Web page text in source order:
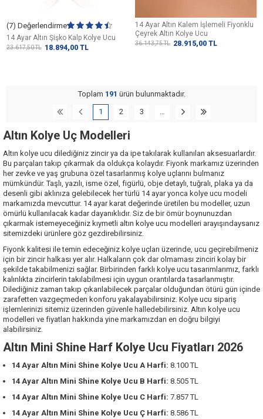
(7) Değerlendirme
14 Ayar Altın Şişko Kalp Kolye Ucu
23.617,50TL 18.894,00 TL
14 Ayar Altın Kalem İşlemeli Fiyonklu
Çeyrek Altın Kolye Ucu
36.143,75TL 28.915,00 TL
Toplam 191 ürün bulunmaktadır.
1 2 3 …
Altın Kolye Uç Modelleri
Altın kolye ucu dilediğiniz zincir ya da ipe takılarak kullanılan aksesuarlardır.
Bu parçaları takıp çıkarmak da oldukça kolaydır. Fiyonk markamız üzerinden
her zevke ve yaş grubuna özel tasarlanmış kolye uçlarını bulmanız
mümkündür. Taşlı, yazılı, isme özel, figürlü, obje detaylı, tuğralı, plaka ya da
desenli gibi aklınıza gelebilecek her türlü 14 ayar yonca kolye ucu modeli
markamızda mevcuttur. 14 ayar karat değerinde üretilen bu modeller, uzun
ömürlü kullanılacak kadar dayanıklıdır. Siz de bir ömür boynunuzdan
çıkarmak istemeyeceğiniz kıymetli altın kolye ucu modelleri arayışındaysanız
sitemizdeki ürünlere göz gezdirebilirsiniz.
Fiyonk kalitesi ile temin edeceğiniz kolye uçları üzerinde, ucu geçirebilmeniz
için bir zincir halkası yer alır. Halkaların çok dar olmaması zinciri kolay bir
şekilde takabilmenizi sağlar. Birbirinden farklı kolye ucu tasarımlarımız, farklı
kalınlıkta zincirlerin takılabilmesi için uygun orantılarda tasarlanmıştır.
Dilediğiniz zaman takıp çıkarılabilecek parçalar olduğundan ötürü gün içinde
zarafetten vazgeçmeden konforu yakalayabilirsiniz. Kolye ucu sipariş
işlemlerinizi sitemiz üzerinden güvenle halledebilirsiniz. Altın kolye ucu
modelleri ve fiyatları hakkında yine markamızdan en doğru bilgiyi
alabilirsiniz.
Altın Mini Shine Harf Kolye Ucu Fiyatları 2026
14 Ayar Altın Mini Shine Kolye Ucu A Harfi: 8.100 TL
14 Ayar Altın Mini Shine Kolye Ucu B Harfi: 8.505 TL
14 Ayar Altın Mini Shine Kolye Ucu C Harfi: 7.857 TL
14 Ayar Altın Mini Shine Kolye Ucu Ç Harfi: 8.586 TL